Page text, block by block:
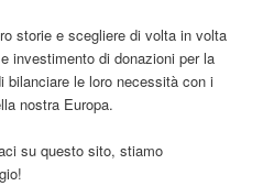
storie e scegliere di volta in volta
investimento di donazioni per la
bilanciare le loro necessità con i
nostra Europa.
su questo sito, stiamo